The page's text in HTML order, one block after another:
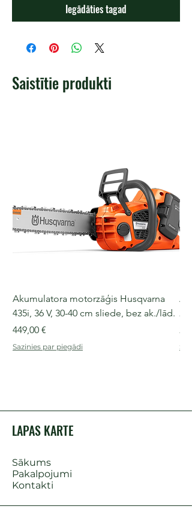
Iegādāties tagad
Saistītie produkti
Akumulatora motorzāģis Husqvarna
435i, 36 V, 30-40 cm sliede, bez ak./lād.
Cena
449,00 €
Sazinies par piegādi
LAPAS KARTE
Sākums
Pakalpojumi
Kontakti